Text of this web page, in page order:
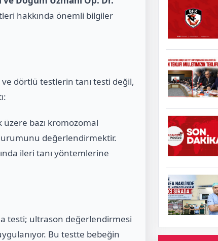
hakkında önemli bilgiler
dörtlü testlerin tanı testi değil,
bazı kromozomal
değerlendirmektir.
ileri tanı yöntemlerine
testi; ultrason değerlendirmesi
Bu testte bebeğin